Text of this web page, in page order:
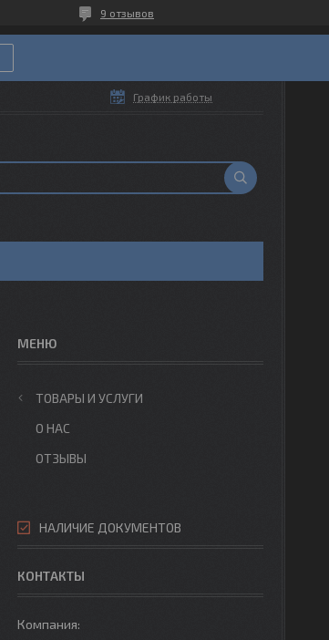
9 отзывов
График работы
ТОВАРЫ И УСЛУГИ
О НАС
ОТЗЫВЫ
НАЛИЧИЕ ДОКУМЕНТОВ
КОНТАКТЫ